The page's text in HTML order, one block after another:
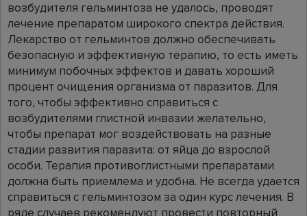
возбудителя гельминтоза не удалось, проводят
лечение препаратом широкого спектра действия.
Лекарство от гельминтов должно обеспечивать
безопасную и эффективную терапию, то есть иметь
минимум побочных эффектов и давать хороший
процент очищения организма от паразитов. Для
того, чтобы эффективно справиться с
возбудителями глистной инвазии желательно,
чтобы препарат мог воздействовать на разные
стадии развития паразита: от яйца до взрослой
особи. Терапия противоглистными препаратами
должна быть приемлема и удобна. Не всегда удается
справиться с гельминтозом за один курс лечения. В
ряде случаев рекомендуют провести повторный